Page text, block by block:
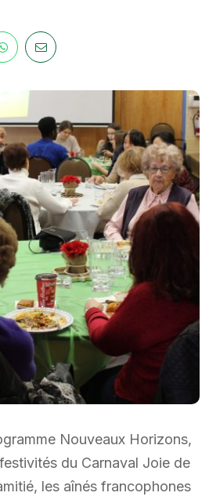
Nouveaux Horizons,
du Carnaval Joie de
les aînés francophones